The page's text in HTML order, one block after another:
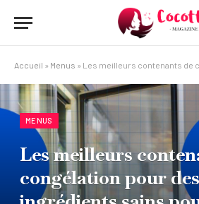
Accueil » Menus » Les meilleurs contenants de congélation
MENUS
Les meilleurs
congélation pour des